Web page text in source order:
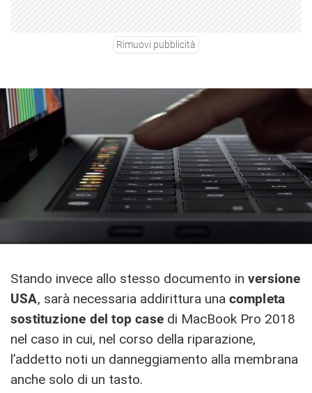
Rimuovi pubblicità
Stando invece allo stesso documento in versione
USA, sarà necessaria addirittura una completa
sostituzione del top case di MacBook Pro 2018
nel caso in cui, nel corso della riparazione,
l’addetto noti un danneggiamento alla membrana
anche solo di un tasto.